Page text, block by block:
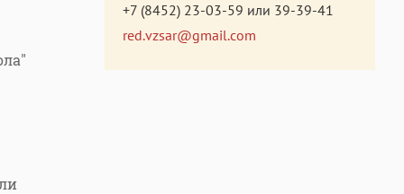
+7 (8452) 23-03-59 или 39-39-41
red.vzsar@gmail.com